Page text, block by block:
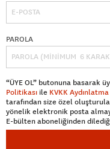
PAROLA
“ÜYE OL” butonuna basarak
Politikası ile KVKK
tarafından size özel
yönelik elektronik posta
E-bülten aboneliğinden